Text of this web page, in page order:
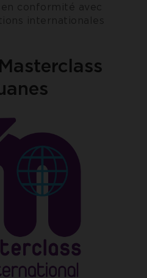
conformité avec
internationales